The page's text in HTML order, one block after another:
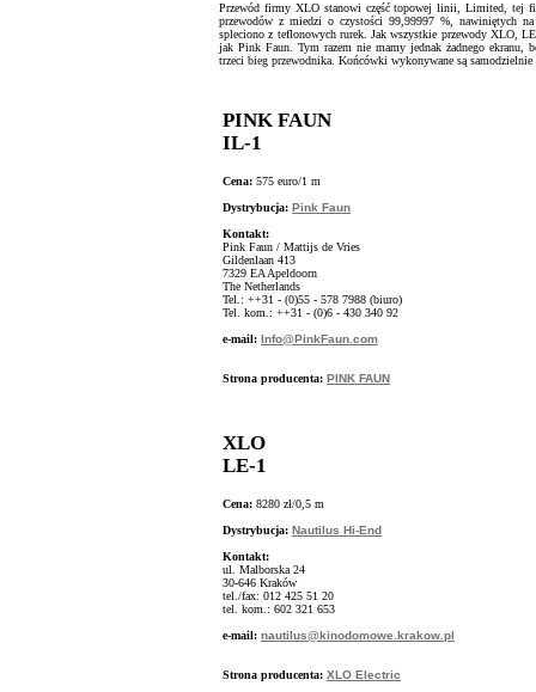
Przewód firmy XLO stanowi część topowej linii, Limited, tej
przewodów z miedzi o czystości 99,99997 %, nawiniętych
spleciono z teflonowych rurek. Jak wszystkie przewody XLO,
jak Pink Faun. Tym razem nie mamy jednak żadnego ekranu,
trzeci bieg przewodnika. Końcówki wykonywane są
PINK FAUN
IL-1
Cena: 575 euro/1 m
Dystrybucja: Pink Faun
Kontakt:
Pink Faun / Mattijs de Vries
Gildenlaan 413
7329 EA Apeldoorn
The Netherlands
Tel.: ++31 - (0)55 - 578 7988 (biuro)
Tel. kom.: ++31 - (0)6 - 430 340 92
e-mail: Info@PinkFaun.com
Strona producenta: PINK FAUN
XLO
LE-1
Cena: 8280 zł/0,5 m
Dystrybucja: Nautilus Hi-End
Kontakt:
ul. Malborska 24
30-646 Kraków
tel./fax: 012 425 51 20
tel. kom.: 602 321 653
e-mail: nautilus@kinodomowe.krakow.pl
Strona producenta: XLO Electric